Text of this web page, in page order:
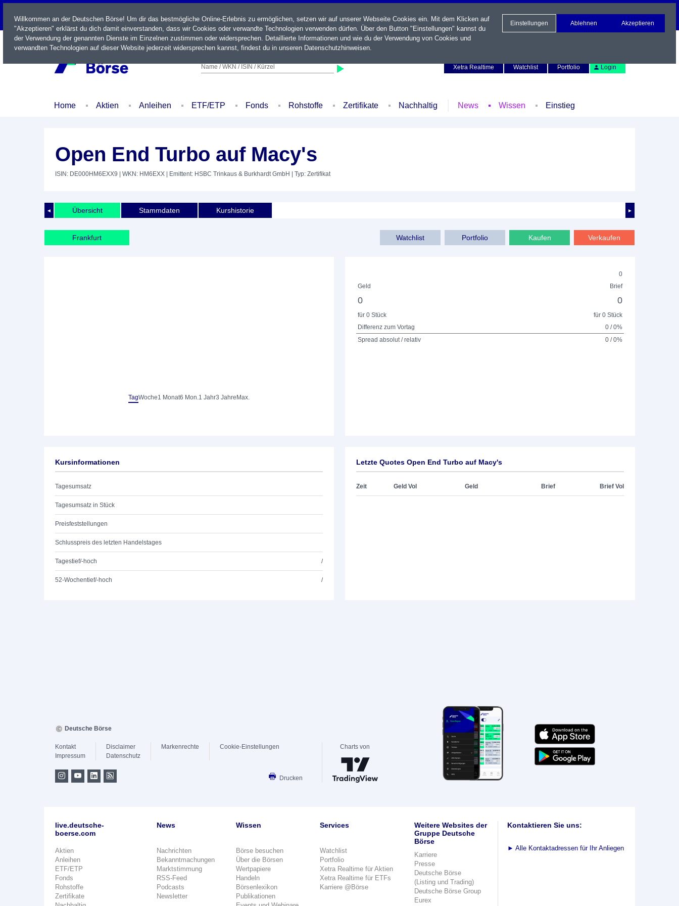
LIVE
Name / WKN / ISIN / Kürzel
Xetra Realtime
Watchlist Portfolio Login
Home Aktien Anleihen ETF/ETP Fonds Rohstoffe Zertifikate Nachhaltig News Wissen Einstieg
Open End Turbo auf Macy's
ISIN: DE000HM6EXX9 | WKN: HM6EXX | Emittent: HSBC Trinkaus & Burkhardt GmbH | Typ: Zertifikat
◄ ►
Übersicht Stammdaten Kurshistorie
Frankfurt Verkaufen
Kaufen
Portfolio
Watchlist
TagWoche1 Monat6 Mon.1 Jahr3 Jahre Max.
0
Geld
Brief
0 0
für 0 Stück
für 0 Stück
Differenz zum Vortag
0 / 0%
Spread absolut / relativ
0 / 0%
Kursinformationen
Tagesumsatz
Tagesumsatz in Stück
Preisfeststellungen
Schlusspreis des letzten Handelstages
Tagestief/-hoch /
52-Wochentief/-hoch /
Letzte Quotes Open End Turbo auf Macy's
Zeit Geld Vol Geld Brief Brief Vol
Willkommen an der Deutschen Börse! Um dir das bestmögliche Online-Erlebnis zu ermöglichen, setzen wir auf unserer Webseite Cookies ein. Mit dem Klicken auf
"Akzeptieren" erklärst du dich damit einverstanden, dass wir Cookies oder verwandte Technologien verwenden dürfen. Über den Button "Einstellungen" kannst du
der Verwendung der genannten Dienste im Einzelnen zustimmen oder widersprechen. Detaillierte Informationen und wie du der Verwendung von Cookies und
verwandten Technologien auf dieser Website jederzeit widersprechen kannst, findest du in unseren Datenschutzhinweisen.
Einstellungen Ablehnen Akzeptieren
Deutsche Börse
Kontakt
Impressum
Disclaimer
Datenschutz
Markenrechte Cookie-Einstellungen
Drucken
Charts von
live.deutsche-
boerse.com
Aktien
Anleihen
ETF/ETP
Fonds
Rohstoffe
Zertifikate
News
Nachrichten
Bekanntmachungen
Marktstimmung
RSS-Feed
Podcasts
Newsletter
Wissen
Börse besuchen
Über die Börsen
Wertpapiere
Handeln
Börsenlexikon
Publikationen
Services
Watchlist
Portfolio
Xetra Realtime für Aktien
Xetra Realtime für ETFs
Karriere @Börse
Weitere Websites der
Gruppe Deutsche
Börse
Karriere
Presse
Deutsche Börse
(Listing und Trading)
Deutsche Börse Group
Eurex
Kontaktieren Sie uns:
► Alle Kontaktadressen für Ihr Anliegen